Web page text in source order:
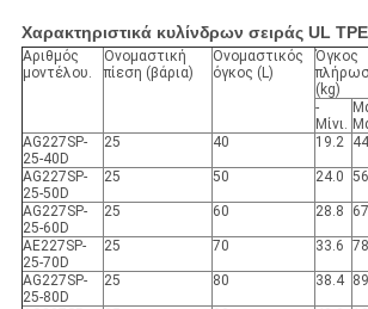
Χαρακτηριστικά κυλίνδρων σειράς UL
Αριθμός
μοντέλου.
Ονομαστική
πίεση (βάρια)
Ονομαστικός
όγκος (L)
Όγκος
(kg)
-
Μίνι.
AG227SP-
25-40D
25 40 19.2
AG227SP-
25-50D
25 50 24.0
AG227SP-
25-60D
25 60 28.8
ΑΕ227SP-
25-70D
25 70 33.6
AG227SP-
25-80D
25 80 38.4